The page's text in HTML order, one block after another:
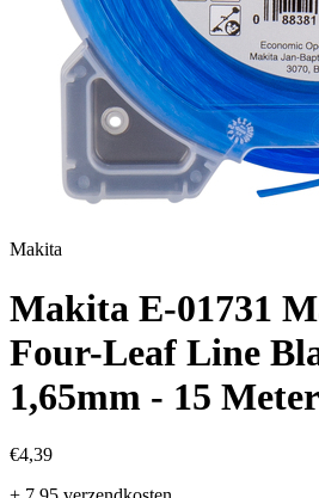
Makita
Makita E-01731
Four-Leaf Line
1,65mm - 15 Meter
€4,39